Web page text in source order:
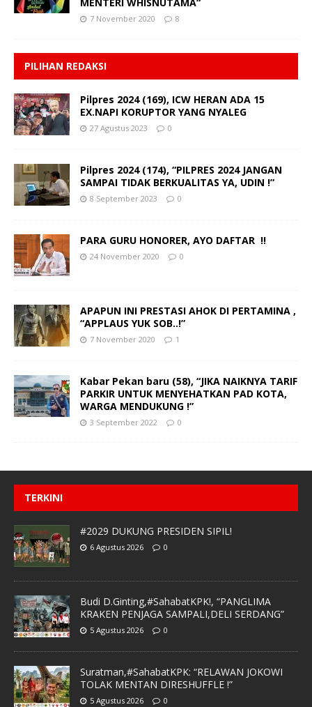
7 November 2020 8
PILIHAN REDAKSI
Pilpres 2024 (169), ICW HERAN ADA 15
EX.NAPI KORUPTOR YANG NYALEG
27 Agustus 2023 0
Pilpres 2024 (174), “PILPRES 2024 JANGAN
SAMPAI TIDAK BERKUALITAS YA, UDIN !”
8 September 2023 0
PARA GURU HONORER, AYO DAFTAR !!
24 November 2020 0
APAPUN INI PRESTASI AHOK DI PERTAMINA ,
“APPLAUS YUK SOB..!”
7 November 2020 1
Kabar Pekan baru (58), “JIKA NAIKNYA TARIF
PARKIR UNTUK MENYEHATKAN PAD KOTA,
WARGA MENDUKUNG !”
3 September 2022 0
TERKINI
#2029 DUKUNG PRESIDEN SIPIL!
6 Agustus 2026 0
Budi D.Ginting,#SahabatKPK!, “PANGLIMA
KRAKEN PENJAGA SAMPALI,DELI SERDANG”
5 Agustus 2026 0
Suratman,#SahabatKPK: “RELAWAN JOKOWI
TOLAK MENTAN DIRESHUFFLE !”
5 Agustus 2026 0